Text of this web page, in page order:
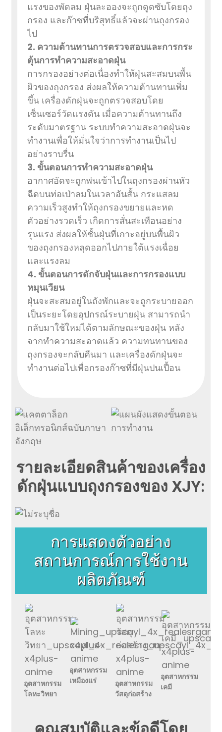
แรงของพัดลม ฝุ่นละอองจะถูกดูดซับโดยถุง
กรอง และก๊าซที่บริสุทธิ์แล้วจะผ่านถุงกรอง
ไป
2. ความต้านทานการตรวจสอบและการกระ
ตุ้นการทำความสะอาดฝุ่น
การกรองอย่างต่อเนื่องทำให้ฝุ่นสะสมบนพื้น
ผิวของถุงกรอง ส่งผลให้ความต้านทานเพิ่ม
ขึ้น เครื่องดักฝุ่นจะถูกตรวจสอบโดย
เซ็นเซอร์วัดแรงดัน เมื่อความต้านทานถึง
ระดับมาตรฐาน ระบบทำความสะอาดฝุ่นจะ
ทำงานเพื่อให้มั่นใจว่าการทำงานเป็นไป
อย่างราบรื่น
3. ขั้นตอนการทำความสะอาดฝุ่น
อากาศอัดจะถูกพ่นเข้าไปในถุงกรองผ่านหัว
ฉีดบนท่อเป่าลมในเวลาอันสั้น กระแสลม
ความเร็วสูงทำให้ถุงกรองขยายและหด
ตัวอย่างรวดเร็ว เกิดการสั่นสะเทือนอย่าง
รุนแรง ส่งผลให้ชั้นฝุ่นที่เกาะอยู่บนพื้นผิว
ของถุงกรองหลุดออกไปภายใต้แรงเฉื่อย
และแรงลม
4. ขั้นตอนการดักจับฝุ่นและการกรองแบบ
หมุนเวียน
ฝุ่นจะสะสมอยู่ในถังพักและจะถูกระบายออก
เป็นระยะโดยอุปกรณ์ระบายฝุ่น สามารถนำ
กลับมาใช้ใหม่ได้ตามลักษณะของฝุ่น หลัง
จากทำความสะอาดแล้ว ความทนทานของ
ถุงกรองจะกลับคืนมา และเครื่องดักฝุ่นจะ
ทำงานต่อไปเพื่อกรองก๊าซที่มีฝุ่นปนเปื้อน
รายละเอียดสินค้าของเครื่อง
ดักฝุ่นแบบถุงกรองของ XJY:
การแสดงตัวอย่าง
สถานการณ์การใช้งาน
ผลิตภัณฑ์
อุตสาหกรรม
โลหะวิทยา
อุตสาหกรรม
เหมืองแร่
อุตสาหกรรม
วัสดุก่อสร้าง
อุตสาหกรรม
เคมี